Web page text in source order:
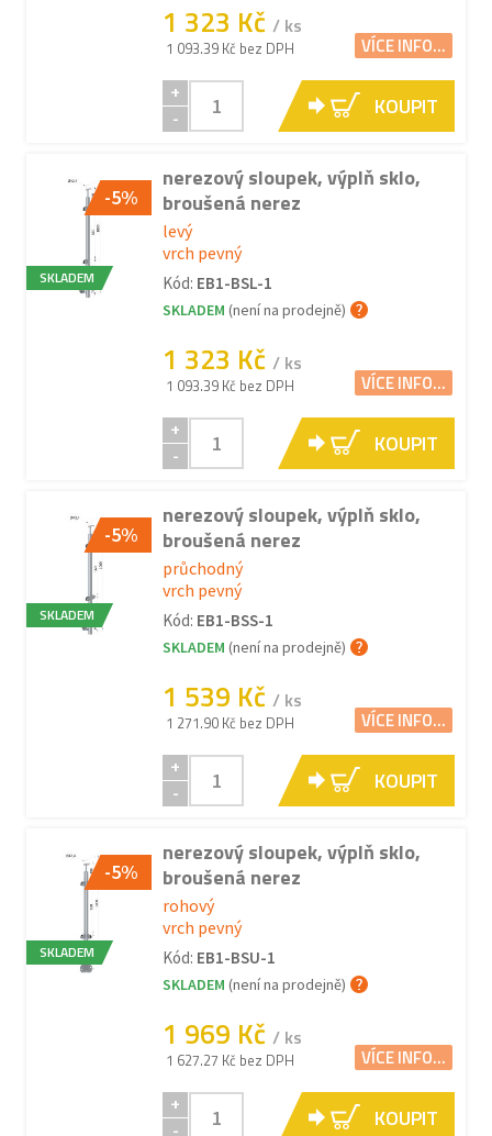
1 323 Kč / ks
1 093.39 Kč bez DPH VÍCE INFO...
+
-
KOUPIT
-5%
SKLADEM
nerezový sloupek, výplň sklo,
broušená nerez
levý
vrch pevný
Kód: EB1-BSL-1
SKLADEM (není na prodejně)
1 323 Kč / ks
1 093.39 Kč bez DPH VÍCE INFO...
+
-
KOUPIT
-5%
SKLADEM
nerezový sloupek, výplň sklo,
broušená nerez
průchodný
vrch pevný
Kód: EB1-BSS-1
SKLADEM (není na prodejně)
1 539 Kč / ks
1 271.90 Kč bez DPH VÍCE INFO...
+
-
KOUPIT
-5%
SKLADEM
nerezový sloupek, výplň sklo,
broušená nerez
rohový
vrch pevný
Kód: EB1-BSU-1
SKLADEM (není na prodejně)
1 969 Kč / ks
1 627.27 Kč bez DPH VÍCE INFO...
+
-
KOUPIT